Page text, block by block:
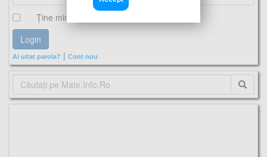
Ţine minte
Ai uitat parola? | Cont nou